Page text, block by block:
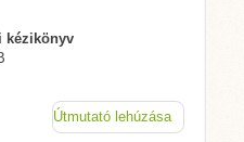
kézikönyv
Útmutató lehúzása